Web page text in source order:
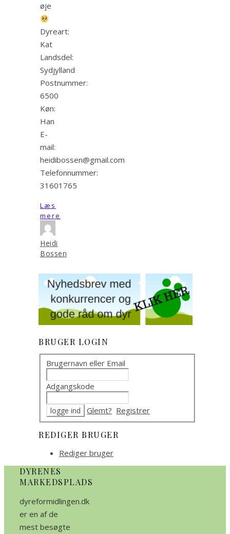
øje
Dyreart:
Kat
Landsdel:
Sydjylland
Postnummer:
6500
Køn:
Han
E-
mail:
heidibossen@gmail.com
Telefonnummer:
31601765
Læs
mere
Heidi
Bossen
BRUGER LOGIN
Brugernavn eller Email
Adgangskode
Glemt? Registrer
REDIGER BRUGER
Rediger bruger
DYRENES
MARKEDSPLADS
dyreformidlingen.dk
er en af de
mest besøgte